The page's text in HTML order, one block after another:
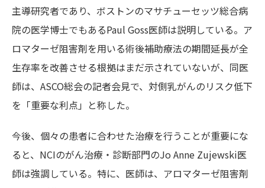
主導研究者であり、ボストンのマサチューセッツ総合病
院の医学博士でもあるPaul Goss医師は説明している。ア
ロマターゼ阻害剤を用いる術後補助療法の期間延長が全
生存率を改善させる根拠はまだ示されていないが、同医
師は、ASCO総会の記者会見で、対側乳がんのリスク低下
を「重要な利点」と称した。
今後、個々の患者に合わせた治療を行うことが重要にな
ると、NCIのがん治療・診断部門のJo Anne Zujewski医
師は強調している。特に、医師は、アロマターゼ阻害剤